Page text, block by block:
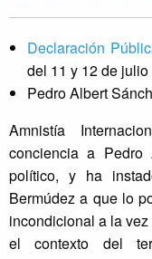
Declaración
del 11 y 12 de julio
Pedro Albert
Amnistía
conciencia a Pedro
político, y ha
Bermúdez a que lo
incondicional a la
el contexto del